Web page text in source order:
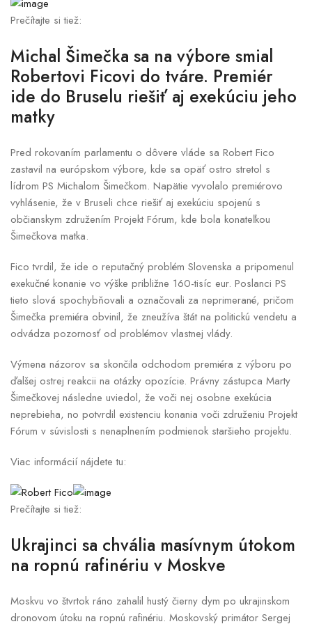
Prečítajte si tiež:
Michal Šimečka sa na výbore smial
Robertovi Ficovi do tváre. Premiér
ide do Bruselu riešiť aj exekúciu jeho
matky
Pred rokovaním parlamentu o dôvere vláde sa Robert Fico
zastavil na európskom výbore, kde sa opäť ostro stretol s
lídrom PS Michalom Šimečkom. Napätie vyvolalo premiérovo
vyhlásenie, že v Bruseli chce riešiť aj exekúciu spojenú s
občianskym združením Projekt Fórum, kde bola konateľkou
Šimečkova matka.
Fico tvrdil, že ide o reputačný problém Slovenska a pripomenul
exekučné konanie vo výške približne 160-tisíc eur. Poslanci PS
tieto slová spochybňovali a označovali za neprimerané, pričom
Šimečka premiéra obvinil, že zneužíva štát na politickú vendetu a
odvádza pozornosť od problémov vlastnej vlády.
Výmena názorov sa skončila odchodom premiéra z výboru po
ďalšej ostrej reakcii na otázky opozície. Právny zástupca Marty
Šimečkovej následne uviedol, že voči nej osobne exekúcia
neprebieha, no potvrdil existenciu konania voči združeniu Projekt
Fórum v súvislosti s nenaplnením podmienok staršieho projektu.
Viac informácií nájdete tu:
Prečítajte si tiež:
Ukrajinci sa chvália masívnym útokom
na ropnú rafinériu v Moskve
Moskvu vo štvrtok ráno zahalil hustý čierny dym po ukrajinskom
dronovom útoku na ropnú rafinériu. Moskovský primátor Sergej